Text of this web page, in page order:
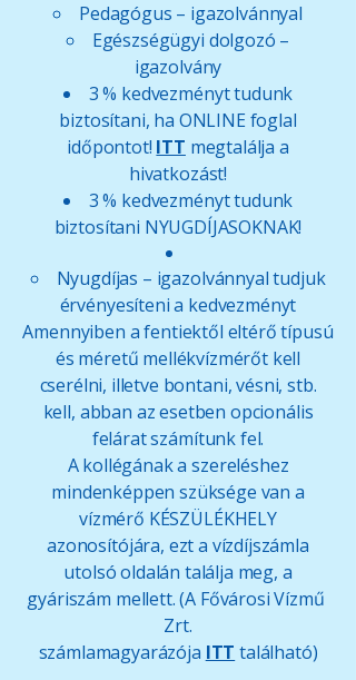
Pedagógus – igazolvánnyal
Egészségügyi dolgozó –
igazolvány
3 % kedvezményt tudunk
biztosítani, ha ONLINE foglal
időpontot! ITT megtalálja a
hivatkozást!
3 % kedvezményt tudunk
biztosítani NYUGDÍJASOKNAK!
Nyugdíjas – igazolvánnyal tudjuk
érvényesíteni a kedvezményt
Amennyiben a fentiektől eltérő típusú
és méretű mellékvízmérőt kell
cserélni, illetve bontani, vésni, stb.
kell, abban az esetben opcionális
felárat számítunk fel.
A kollégának a szereléshez
mindenképpen szüksége van a
vízmérő KÉSZÜLÉKHELY
azonosítójára, ezt a vízdíjszámla
utolsó oldalán találja meg, a
gyáriszám mellett. (A Fővárosi Vízmű
Zrt.
számlamagyarázója ITT található)